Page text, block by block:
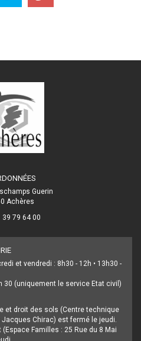
Guerin
Achères
39 79 64 00
et vendredi : 8h30 - 12h • 13h30 -
30 (uniquement le service Etat civil)
et droit des sols (Centre technique
Chirac) est fermé le jeudi.
Familles : 25 Rue du 8 Mai